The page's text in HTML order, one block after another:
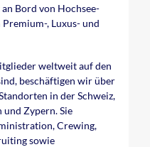
Bord von Hochsee-
, Luxus- und
weltweit auf den
beschäftigen wir über
in der Schweiz,
Zypern. Sie
Crewing,
sowie